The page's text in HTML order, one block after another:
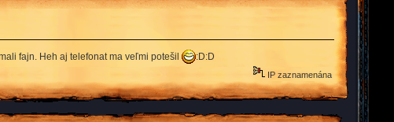
fajn. Heh aj telefonat ma veľmi potešil :D:D
IP zaznamenána